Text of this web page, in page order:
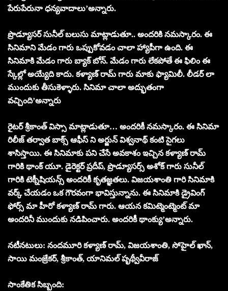
పేరుపేరునా ధన్యవాదాలు’అన్నారు.
ప్రొడ్యూసర్ సునీల్ బలుసు మాట్లాడుతూ.. అందరికి నమస్కారం. ఈ
సినిమాని మేడం గారు ఒప్పుకోవడం చాలా హ్యాపీగా ఉంది. ఈ
సినిమాకి మేడం గారు బ్యాక్ బోన్. మేడం గారు లేకపోతే ఈ ఫిలిం ఈ
స్కేల్లో అయ్యేది కాదు. కళ్యాణ్ రామ్ గారు మాకు ఫ్యామిలీ. లీడర్ లా
ముందుకు తీసుకెళ్ళారు. సినిమా చాలా అద్భుతంగా
వచ్చింది’అన్నారు
రైటర్ శ్రీకాంత్ విస్సా మాట్లాడుతూ… అందరికీ నమస్కారం. ఈ సినిమా
రిలీజ్ తర్వాత బాక్స్ ఆఫీస్ ని అర్జున్ విశ్వనాథ్ కంటి సైగలు
శాసిస్తాయి. ఈ సినిమాకు పని చేసే అవకాశం ఇచ్చిన కళ్యాణ్ రామ్
గారికి థాంక్ యూ. డైరెక్టర్ ప్రదీప్, ప్రొడ్యూసర్స్ అశోక్ గారు సునీల్
గారికి టెక్నీషియన్స్ అందరికీ కృతజ్ఞతలు. విజయశాంతి గారి సినిమాకి
వర్క్ చేయడం ఒక గౌరవంగా భావిస్తున్నాను. ఈ సినిమాకి డ్రైవింగ్
ఫోర్స్ మా హీరో కళ్యాణ్ రామ్ గారు. ఆయన కమిట్మెంట్మెంట్ మా
అందరినీ ముందుకు నడిపించారు. అందరికీ థాంక్యు’అన్నారు.
నటీనటులు: నందమూరి కళ్యాణ్ రామ్, విజయశాంతి, సోహైల్ ఖాన్,
సాయి మంజ్రేకర్, శ్రీకాంత్, యానిమల్ పృథ్వీవీరాజ్
సాంకేతిక సిబ్బంది: